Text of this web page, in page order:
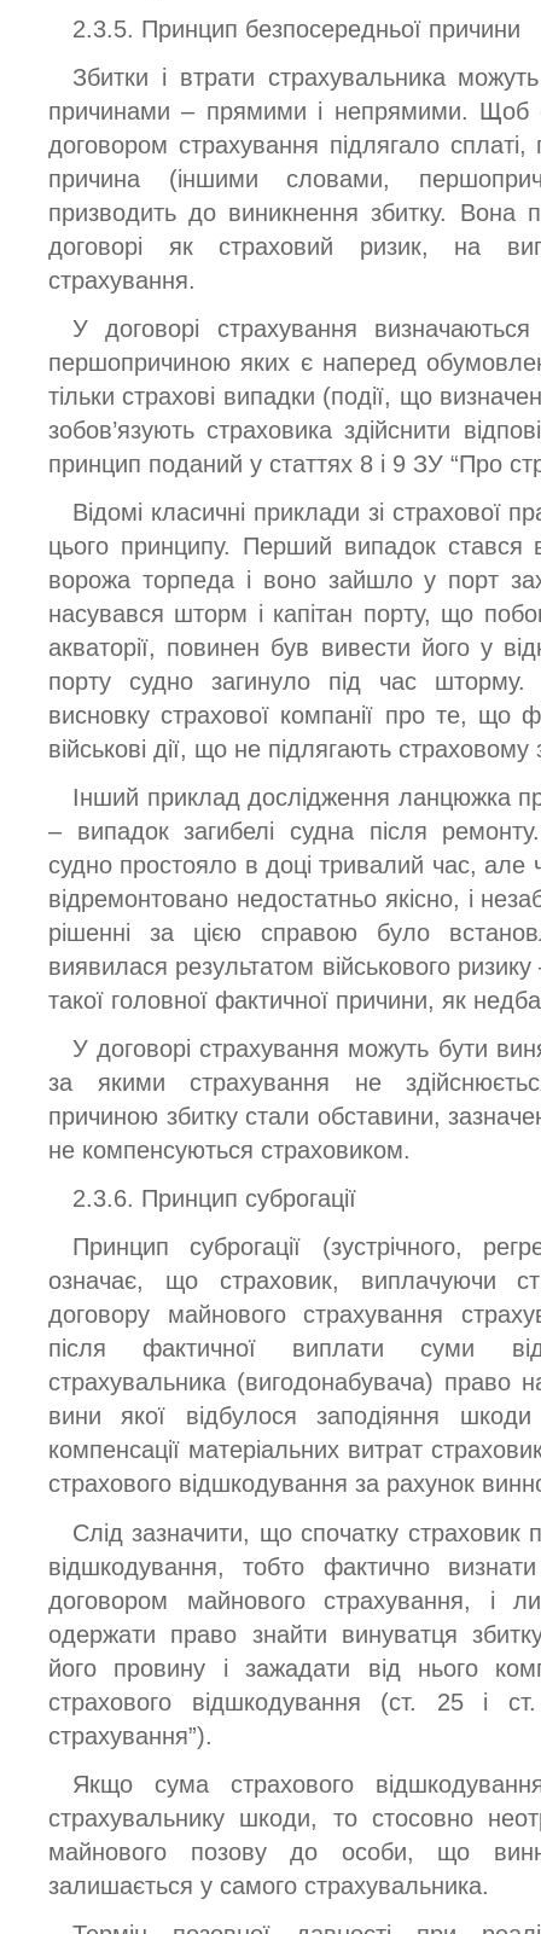
2.3.5. Принцип безпосередньої причини
Збитки і втрати страхувальника
причинами – прямими і непрямими. Щоб
договором страхування підлягало
причина (іншими словами,
призводить до виникнення збитку. Вона
договорі як страховий ризик, на
страхування.
У договорі страхування
першопричиною яких є наперед
тільки страхові випадки (події, що
зобов’язують страховика здійснити
принцип поданий у статтях 8 і 9 ЗУ “Про
Відомі класичні приклади зі страхової
цього принципу. Перший випадок
ворожа торпеда і воно зайшло у порт
насувався шторм і капітан порту, що
акваторії, повинен був вивести його у
порту судно загинуло під час шторму.
висновку страхової компанії про те, що
військові дії, що не підлягають страховому
Інший приклад дослідження ланцюжка
– випадок загибелі судна після
судно простояло в доці тривалий час, але
відремонтовано недостатньо якісно, і
рішенні за цією справою було
виявилася результатом військового
такої головної фактичної причини, як
У договорі страхування можуть бути
за якими страхування не
причиною збитку стали обставини,
не компенсуються страховиком.
2.3.6. Принцип суброгації
Принцип суброгації (зустрічного,
означає, що страховик, виплачуючи
договору майнового страхування
після фактичної виплати суми
страхувальника (вигодонабувача) право
вини якої відбулося заподіяння
компенсації матеріальних витрат
страхового відшкодування за рахунок
Слід зазначити, що спочатку страховик
відшкодування, тобто фактично
договором майнового страхування, і
одержати право знайти винуватця
його провину і зажадати від нього
страхового відшкодування (ст. 25 і
страхування”).
Якщо сума страхового
страхувальнику шкоди, то стосовно
майнового позову до особи, що
залишається у самого страхувальника.